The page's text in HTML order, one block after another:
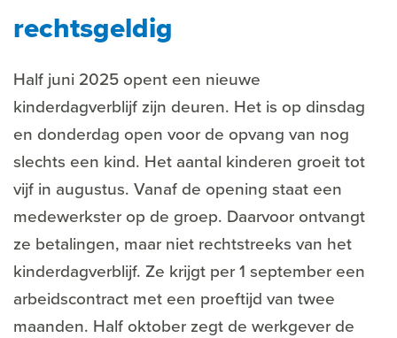
rechtsgeldig
Half juni 2025 opent een nieuwe
kinderdagverblijf zijn deuren. Het is op dinsdag
en donderdag open voor de opvang van nog
slechts een kind. Het aantal kinderen groeit tot
vijf in augustus. Vanaf de opening staat een
medewerkster op de groep. Daarvoor ontvangt
ze betalingen, maar niet rechtstreeks van het
kinderdagverblijf. Ze krijgt per 1 september een
arbeidscontract met een proeftijd van twee
maanden. Half oktober zegt de werkgever de